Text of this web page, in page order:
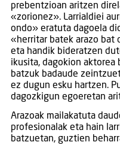
prebentzioan aritzen
«zorionez». Larrialdiei
ondo» eratuta dagoela
«herritar batek arazo
eta handik bideratzen
ikusita, dagokion aktorea
batzuk badaude
ez dugun esku hartzen.
dagozkigun egoeretan
Arazoak mailakatuta
profesionalak eta hain
batzuetan, guztien